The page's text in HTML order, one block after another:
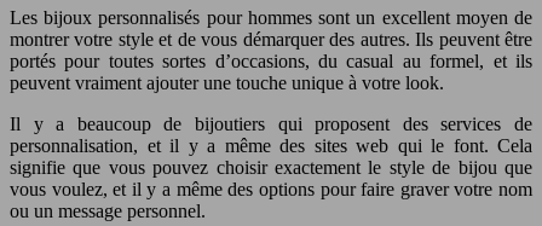
Les bijoux personnalisés pour hommes sont un excellent moyen de
montrer votre style et de vous démarquer des autres. Ils peuvent être
portés pour toutes sortes d’occasions, du casual au formel, et ils
peuvent vraiment ajouter une touche unique à votre look.
Il y a beaucoup de bijoutiers qui proposent des services de
personnalisation, et il y a même des sites web qui le font. Cela
signifie que vous pouvez choisir exactement le style de bijou que
vous voulez, et il y a même des options pour faire graver votre nom
ou un message personnel.